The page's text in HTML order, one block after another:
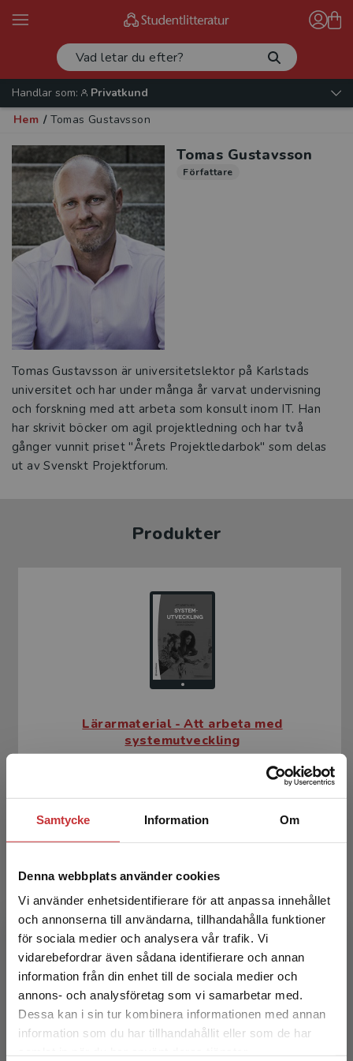
Samtycke Information Om
Denna webbplats använder cookies
Vi använder enhetsidentifierare för att anpassa innehållet
och annonserna till användarna, tillhandahålla funktioner
för sociala medier och analysera vår trafik. Vi
vidarebefordrar även sådana identifierare och annan
information från din enhet till de sociala medier och
annons- och analysföretag som vi samarbetar med.
Dessa kan i sin tur kombinera informationen med annan
information som du har tillhandahållit eller som de har
Begränsad fraktregion
Det verkar som att du besöker
Handlar som:
Privatkund
Hem / Tomas Gustavsson
Tomas Gustavsson
Författare
Tomas Gustavsson är universitetslektor på Karlstads
universitet och har under många år varvat undervisning
och forskning med att arbeta som konsult inom IT. Han
har skrivit böcker om agil projektledning och har två
gånger vunnit priset "Årets Projektledarbok" som delas
ut av Svenskt Projektforum.
Produkter
Lärarmaterial - Att arbeta med
systemutveckling
Att arbeta med systemutveckling
Gustavsson, T - Görling, S
377 krinkl. moms
Exkl. moms: 356 kr